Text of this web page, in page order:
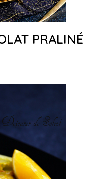
PRALINÉ